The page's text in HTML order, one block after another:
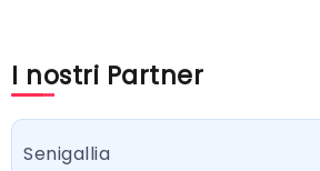
I nostri Partner
Senigallia